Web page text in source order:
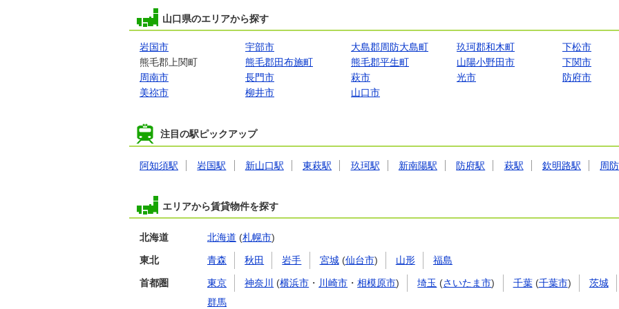
山口県のエリアから探す
岩国市 宇部市 大島郡周防大島町 玖珂郡和木町
下松市
熊毛郡上関町
熊毛郡田布施町 熊毛郡平生町 山陽小野田市
下関市
周南市
長門市 萩市 光市
防府市
美祢市
柳井市 山口市
注目の駅ピックアップ
阿知須駅 岩国駅 新山口駅 東萩駅 玖珂駅 新南陽駅 防府駅 萩駅 欽明路駅 周
エリアから賃貸物件を探す
北海道 北海道 (札幌市)
東北 青森 秋田 岩手 宮城(仙台市) 山形 福島
首都圏 東京 神奈川 (横浜市 ・ 川崎市 ・相模原市) 埼玉 (さいたま市) 千葉(千葉市) 茨城
群馬